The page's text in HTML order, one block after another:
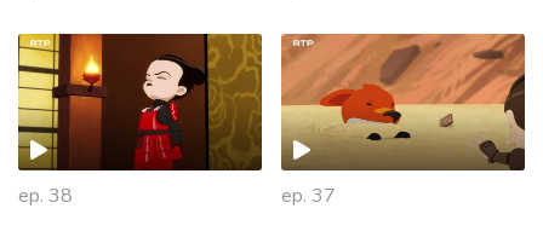
ep. 38 ep. 37